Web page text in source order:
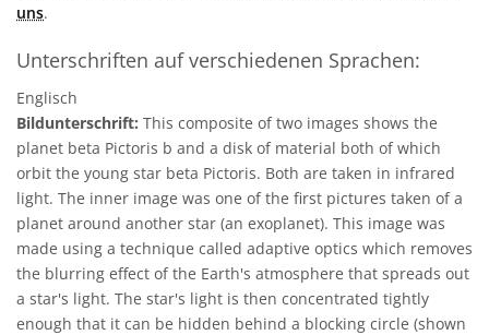
uns.
Unterschriften auf verschiedenen Sprachen:
Englisch
Bildunterschrift: This composite of two images shows the
planet beta Pictoris b and a disk of material both of which
orbit the young star beta Pictoris. Both are taken in infrared
light. The inner image was one of the first pictures taken of a
planet around another star (an exoplanet). This image was
made using a technique called adaptive optics which removes
the blurring effect of the Earth's atmosphere that spreads out
a star's light. The star's light is then concentrated tightly
enough that it can be hidden behind a blocking circle (shown